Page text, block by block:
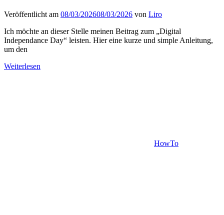
Veröffentlicht am 08/03/202608/03/2026 von Liro
Ich möchte an dieser Stelle meinen Beitrag zum „Digital
Independance Day“ leisten. Hier eine kurze und simple Anleitung,
um den
Weiterlesen
HowTo